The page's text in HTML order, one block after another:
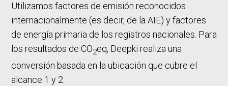
Utilizamos factores de emisión reconocidos
internacionalmente (es decir, de la AIE) y factores
de energía primaria de los registros nacionales. Para
los resultados de CO2eq, Deepki realiza una
conversión basada en la ubicación que cubre el
alcance 1 y 2.